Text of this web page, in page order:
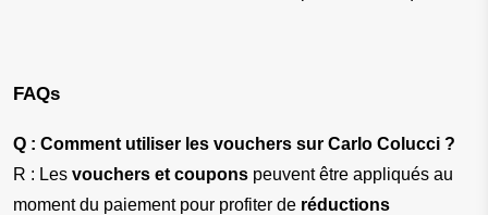
FAQs
Q : Comment utiliser les vouchers sur Carlo Colucci ?
R : Les vouchers et coupons peuvent être appliqués au
moment du paiement pour profiter de réductions